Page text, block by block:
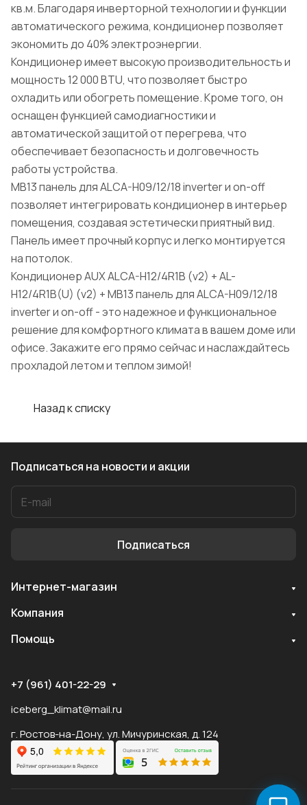
кв.м. Благодаря инверторной технологии и функции
автоматического режима, кондиционер позволяет
экономить до 40% электроэнергии.
Кондиционер имеет высокую производительность и
мощность 12 000 BTU, что позволяет быстро
охладить или обогреть помещение. Кроме того, он
оснащен функцией самодиагностики и
автоматической защитой от перегрева, что
обеспечивает безопасность и долговечность
работы устройства.
MB13 панель для ALCA-H09/12/18 inverter и on-off
позволяет интегрировать кондиционер в интерьер
помещения, создавая эстетически приятный вид.
Панель имеет прочный корпус и легко монтируется
на потолок.
Кондиционер AUX ALCA-H12/4R1B (v2) + AL-
H12/4R1B(U) (v2) + MB13 панель для ALCA-H09/12/18
inverter и on-off - это надежное и функциональное
решение для комфортного климата в вашем доме или
офисе. Закажите его прямо сейчас и наслаждайтесь
прохладой летом и теплом зимой!
Назад к списку
Подписаться на новости и акции
Подписаться
Интернет-магазин
Компания
Помощь
+7 (961) 401-22-29
iceberg_klimat@mail.ru
г. Ростов-на-Дону, ул. Мичуринская, д. 124